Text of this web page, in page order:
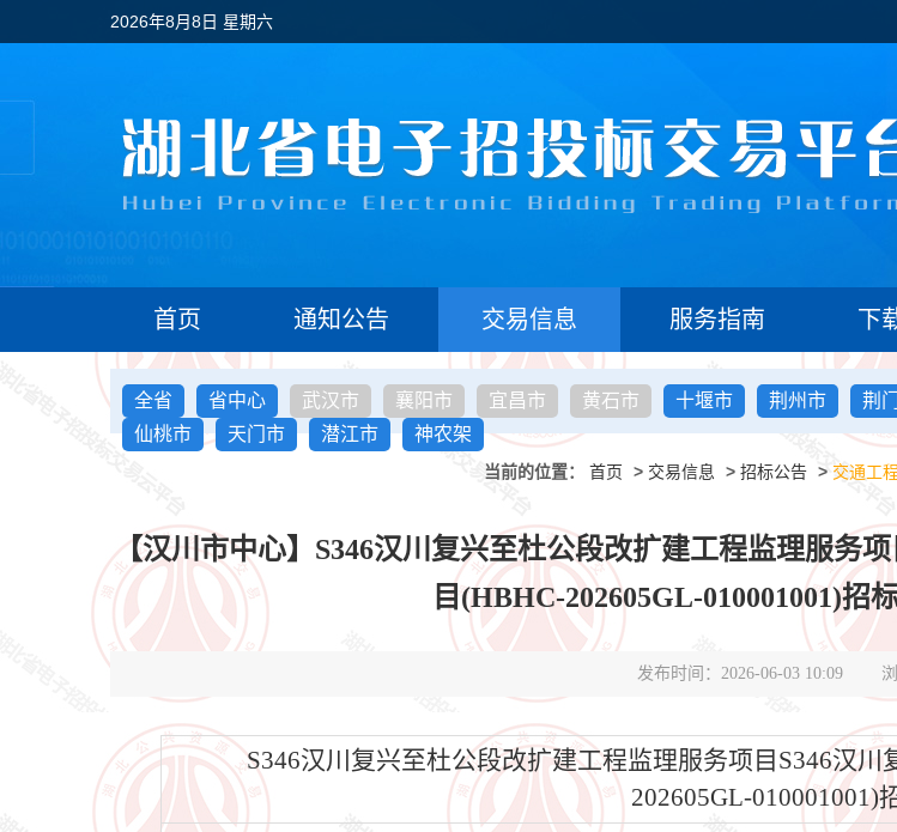
2026年8月8日 星期六
首页 通知公告 交易信息 服务指南 下
全省
省中心 武汉市 襄阳市 宜昌市 黄石市 十堰市 荆州市 荆
仙桃市
天门市 潜江市 神农架
当前的位置： 首页 > 交易信息 > 招标公告 > 交通工
【汉川市中心】S346汉川复兴至杜公段改扩建工程监理服务
目(HBHC-202605GL-010001001)招
发布时间：2026-06-03 10:09
S346汉川复兴至杜公段改扩建工程监理服务项目S346汉
202605GL-010001001)